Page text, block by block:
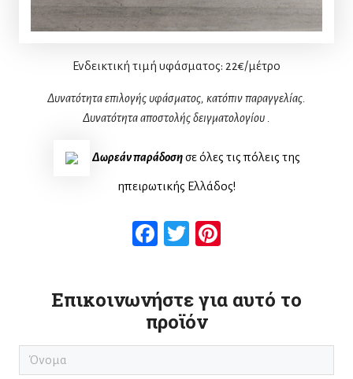
Ενδεικτική τιμή υφάσματος: 22€/μέτρο
Δυνατότητα επιλογής υφάσματος, κατόπιν παραγγελίας.
Δυνατότητα αποστολής δειγματολογίου
Δωρεάν παράδοση σε όλες τις πόλεις της
ηπειρωτικής Ελλάδος!
Facebook
Twitter
Επικοινωνήστε για αυτό το
προϊόν